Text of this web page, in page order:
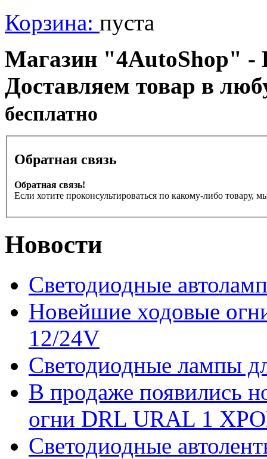
Корзина: пуста
Магазин "4AutoShop" -
Доставляем товар в
бесплатно
Обратная связь
Обратная связь!
Если хотите проконсультироваться по какому-либо товару,
Новости
Светодиодные
Новейшие ходовые
12/24V
Светодиодные лампы
В продаже появились
огни DRL URAL 1
Светодиодные